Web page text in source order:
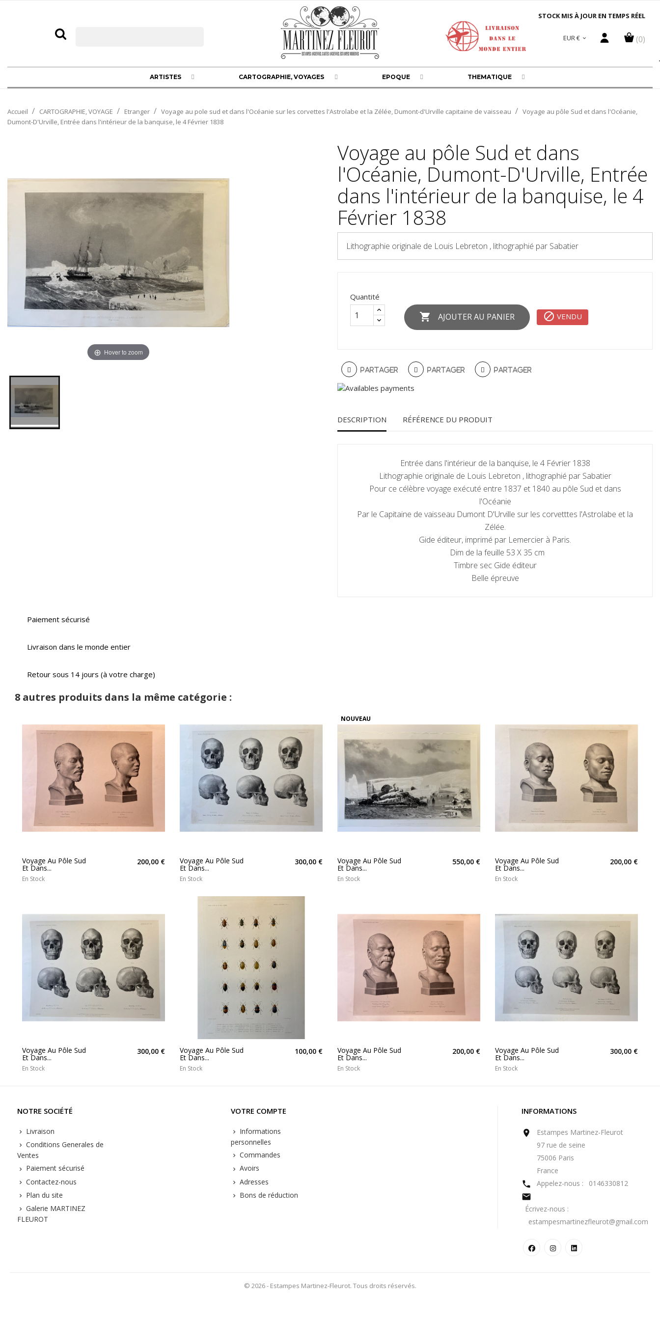
STOCK MIS À JOUR EN TEMPS RÉEL
(0)
EUR € 
ARTISTES CARTOGRAPHIE, VOYAGES EPOQUE THEMATIQUE
Accueil CARTOGRAPHIE, VOYAGE Etranger Voyage au pole sud et dans l'Océanie sur les corvettes l'Astrolabe et la Zélée, Dumont-d'Urville capitaine de vaisseau
Voyage au pôle Sud et dans l'Océanie,
Dumont-D'Urville, Entrée dans l'intérieur de la banquise, le 4 Février 1838
Hover to zoom
Voyage au pôle Sud et dans
l'Océanie, Dumont-D'Urville, Entrée
dans l'intérieur de la banquise, le 4
Février 1838
Lithographie originale de Louis Lebreton , lithographié par Sabatier
Quantité
 AJOUTER AU PANIER  VENDU
Partager Partager Partager
DESCRIPTION RÉFÉRENCE DU PRODUIT
Entrée dans l'intérieur de la banquise, le 4 Février 1838
Lithographie originale de Louis Lebreton , lithographié par Sabatier
Pour ce célèbre voyage exécuté entre 1837 et 1840 au pôle Sud et dans
l'Océanie
Par le Capitaine de vaisseau Dumont D'Urville sur les corvetttes l'Astrolabe et la
Zélée.
Gide éditeur, imprimé par Lemercier à Paris.
Dim de la feuille 53 X 35 cm
Timbre sec Gide éditeur
Belle épreuve
Paiement sécurisé
Livraison dans le monde entier
Retour sous 14 jours (à votre charge)
8 autres produits dans la même catégorie :
Voyage Au Pôle Sud
Et Dans...
200,00 €
En Stock
Voyage Au Pôle Sud
Et Dans...
300,00 €
En Stock
NOUVEAU
Voyage Au Pôle Sud
Et Dans...
550,00 €
En Stock
Voyage Au Pôle Sud
Et Dans...
200,00 €
En Stock
Voyage Au Pôle Sud
Et Dans...
300,00 €
En Stock
Voyage Au Pôle Sud
Et Dans...
100,00 €
En Stock
Voyage Au Pôle Sud
Et Dans...
200,00 €
En Stock
Voyage Au Pôle Sud
Et Dans...
300,00 €
En Stock
NOTRE SOCIÉTÉ
Livraison
Conditions Generales de
Ventes
Paiement sécurisé
Contactez-nous
Plan du site
Galerie MARTINEZ
FLEUROT
VOTRE COMPTE
Informations
personnelles
Commandes
Avoirs
Adresses
Bons de réduction
INFORMATIONS

Estampes Martinez-Fleurot
97 rue de seine
75006 Paris
France
 Appelez-nous : 0146330812

Écrivez-nous :
estampesmartinezfleurot@gmail.com
© 2026 - Estampes Martinez-Fleurot. Tous droits réservés.